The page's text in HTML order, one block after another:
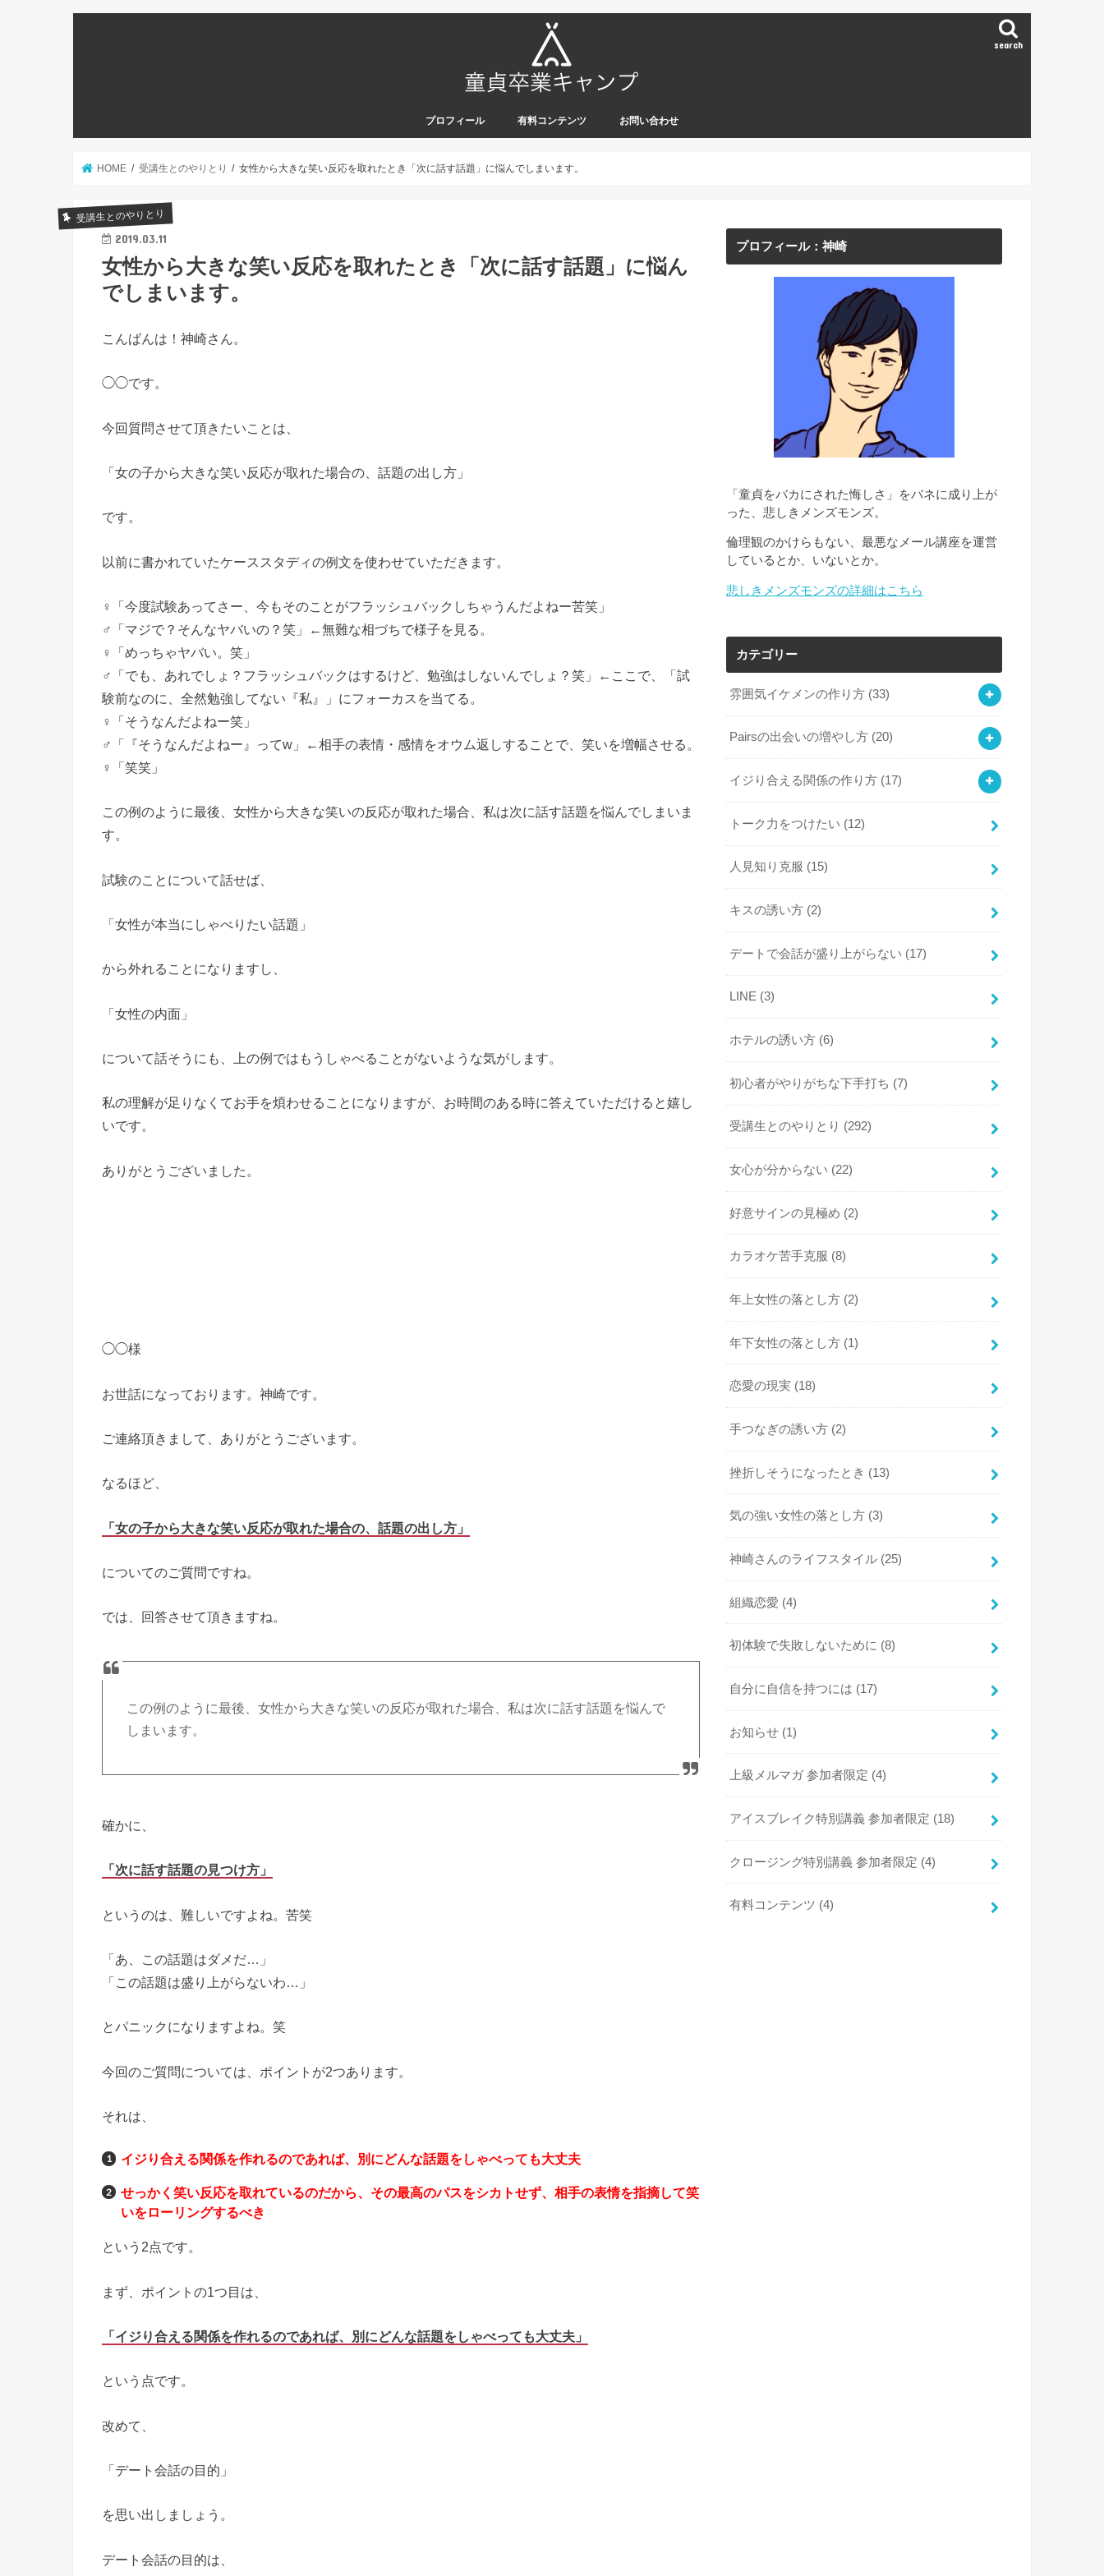
search
プロフィール 有料コンテンツ お問い合わせ
HOME 受講生とのやりとり 女性から大きな笑い反応を取れたとき「次に話す話題」に悩んでしまいます。
受講生とのやりとり
2019.03.11
女性から大きな笑い反応を取れたとき「次に話す話題」に悩ん
でしまいます。
こんばんは！神崎さん。
◯◯です。
今回質問させて頂きたいことは、
「女の子から大きな笑い反応が取れた場合の、話題の出し方」
です。
以前に書かれていたケーススタディの例文を使わせていただきます。
♀「今度試験あってさー、今もそのことがフラッシュバックしちゃうんだよねー苦笑」
♂「マジで？そんなヤバいの？笑」←無難な相づちで様子を見る。
♀「めっちゃヤバい。笑」
♂「でも、あれでしょ？フラッシュバックはするけど、勉強はしないんでしょ？笑」←ここで、「試
験前なのに、全然勉強してない『私』」にフォーカスを当てる。
♀「そうなんだよねー笑」
♂「『そうなんだよねー』ってw」←相手の表情・感情をオウム返しすることで、笑いを増幅させる。
♀「笑笑」
この例のように最後、女性から大きな笑いの反応が取れた場合、私は次に話す話題を悩んでしまいま
す。
試験のことについて話せば、
「女性が本当にしゃべりたい話題」
から外れることになりますし、
「女性の内面」
について話そうにも、上の例ではもうしゃべることがないような気がします。
私の理解が足りなくてお手を煩わせることになりますが、お時間のある時に答えていただけると嬉し
いです。
ありがとうございました。
◯◯様
お世話になっております。神崎です。
ご連絡頂きまして、ありがとうございます。
なるほど、
「女の子から大きな笑い反応が取れた場合の、話題の出し方」
についてのご質問ですね。
では、回答させて頂きますね。
この例のように最後、女性から大きな笑いの反応が取れた場合、私は次に話す話題を悩んで
しまいます。
確かに、
「次に話す話題の見つけ方」
というのは、難しいですよね。苦笑
「あ、この話題はダメだ…」
「この話題は盛り上がらないわ…」
とパニックになりますよね。笑
今回のご質問については、ポイントが2つあります。
それは、
イジり合える関係を作れるのであれば、別にどんな話題をしゃべっても大丈夫
せっかく笑い反応を取れているのだから、その最高のパスをシカトせず、相手の表情を指摘して笑
いをローリングするべき
という2点です。
まず、ポイントの1つ目は、
「イジり合える関係を作れるのであれば、別にどんな話題をしゃべっても大丈夫」
という点です。
改めて、
「デート会話の目的」
を思い出しましょう。
デート会話の目的は、
プロフィール：神崎
「童貞をバカにされた悔しさ」をバネに成り上が
った、悲しきメンズモンズ。
倫理観のかけらもない、最悪なメール講座を運営
しているとか、いないとか。
悲しきメンズモンズの詳細はこちら
カテゴリー
雰囲気イケメンの作り方 (33)
Pairsの出会いの増やし方 (20)
イジり合える関係の作り方 (17)
トーク力をつけたい (12)
人見知り克服 (15)
キスの誘い方 (2)
デートで会話が盛り上がらない (17)
LINE (3)
ホテルの誘い方 (6)
初心者がやりがちな下手打ち (7)
受講生とのやりとり (292)
女心が分からない (22)
好意サインの見極め (2)
カラオケ苦手克服 (8)
年上女性の落とし方 (2)
年下女性の落とし方 (1)
恋愛の現実 (18)
手つなぎの誘い方 (2)
挫折しそうになったとき (13)
気の強い女性の落とし方 (3)
神崎さんのライフスタイル (25)
組織恋愛 (4)
初体験で失敗しないために (8)
自分に自信を持つには (17)
お知らせ (1)
上級メルマガ 参加者限定 (4)
アイスブレイク特別講義 参加者限定 (18)
クロージング特別講義 参加者限定 (4)
有料コンテンツ (4)